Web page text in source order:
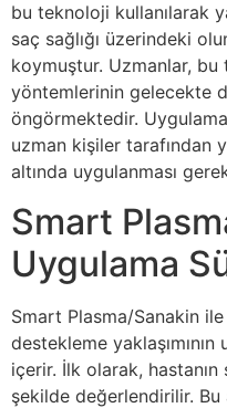
bu teknoloji kullanılarak
saç sağlığı üzerindeki
koymuştur. Uzmanlar,
yöntemlerinin gelecekte
öngörmektedir.
uzman kişiler tarafından
altında uygulanması
Smart
Uygulama
Smart Plasma/Sanakin
destekleme
içerir. İlk olarak,
şekilde değerlendirilir.